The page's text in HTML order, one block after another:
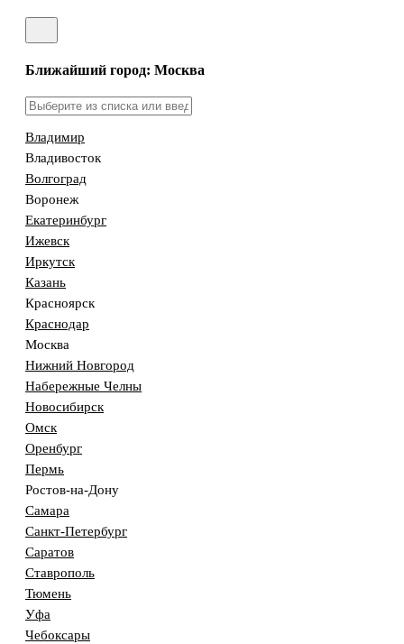
Ближайший город: Москва
Владимир
Владивосток
Волгоград
Воронеж
Екатеринбург
Ижевск
Иркутск
Казань
Красноярск
Краснодар
Москва
Нижний Новгород
Набережные Челны
Новосибирск
Омск
Оренбург
Пермь
Ростов-на-Дону
Самара
Санкт-Петербург
Саратов
Ставрополь
Тюмень
Уфа
Чебоксары